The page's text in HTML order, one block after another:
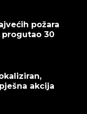
požara
30
akcija